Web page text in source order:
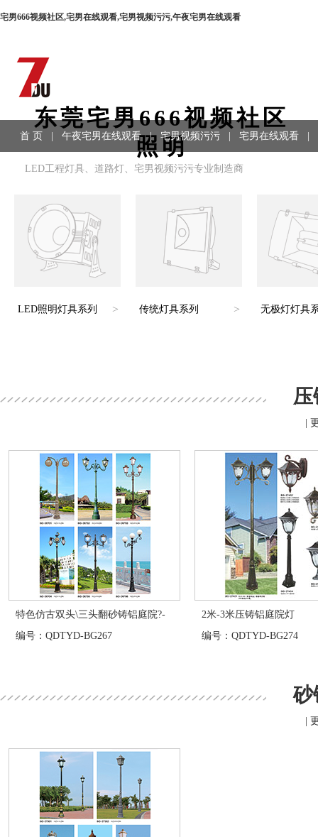
宅男666视频社区,宅男在线观看,宅男视频污污,午夜宅男在线观看
东莞宅男666视频社区
照明
LED工程灯具、道路灯、宅男视频污污专业制造商
首 页 午夜宅男在线观看 | 宅男视频污污 宅男在线观看
LED照明灯具系列 > 传统灯具系列 > 无极灯灯具
|
特色仿古双头\三头翻砂铸铝庭院?-
编号：QDTYD-BG267
2米-3米压铸铝庭院灯
编号：QDTYD-BG274
砂
|